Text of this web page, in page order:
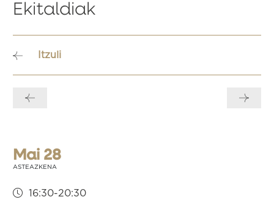
Ekitaldiak
Itzuli
zehar
Mai 28
ASTEAZKENA
16:30-20:30